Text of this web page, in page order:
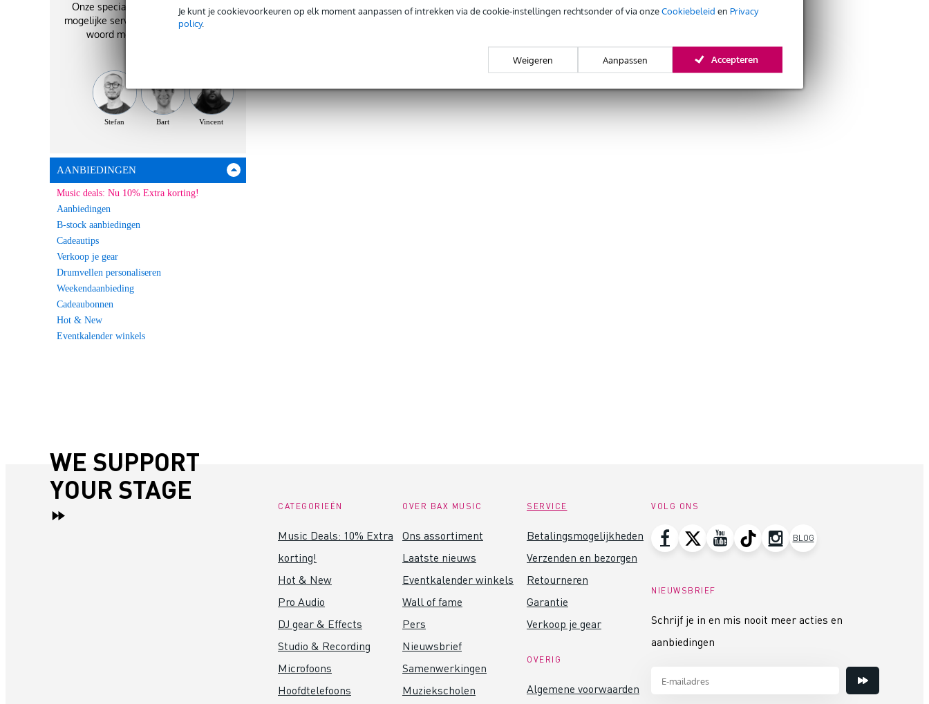
Je kunt je cookievoorkeuren op elk moment aanpassen of intrekken via de cookie-instellingen rechtsonder of via onzeCookiebeleid en Privacy
policy.
Weigeren Aanpassen Accepteren
Onze specialisten geven je de best
mogelijke service. Zij staan je graag te
woord met het beste advies!
Stefan Bart Vincent
AANBIEDINGEN
Music deals: Nu 10% Extra korting!
Aanbiedingen
B-stock aanbiedingen
Cadeautips
Verkoop je gear
Drumvellen personaliseren
Weekendaanbieding
Cadeaubonnen
Hot & New
Eventkalender winkels
WE SUPPORT
YOUR STAGE
CATEGORIEËN
Music Deals: 10% Extra
korting!
Hot & New
Pro Audio
DJ gear & Effects
Studio & Recording
Microfoons
Hoofdtelefoons
OVER BAX MUSIC
Ons assortiment
Laatste nieuws
Eventkalender winkels
Wall of fame
Pers
Nieuwsbrief
Samenwerkingen
Muziekscholen
SERVICE
Betalingsmogelijkheden
Verzenden en bezorgen
Retourneren
Garantie
Verkoop je gear
OVERIG
Algemene voorwaarden
VOLG ONS
BLOG
NIEUWSBRIEF
Schrijf je in en mis nooit meer acties en
aanbiedingen